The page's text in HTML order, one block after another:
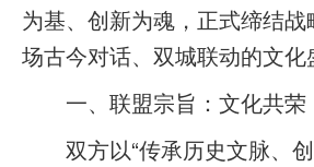
为基、创新为魂，正式缔结
场古今对话、双城联动的文化
一、联盟宗旨：文化共荣
双方以“传承历史文脉、创